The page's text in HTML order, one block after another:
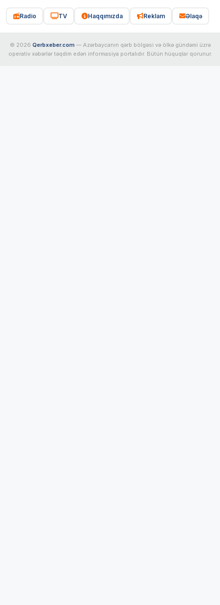
Radio TV Haqqımızda Reklam Əlaqə
© 2026 Qerbxeber.com — Azərbaycanın qərb bölgəsi və ölkə gündəmi üzrə
operativ xəbərlər təqdim edən informasiya portalıdır. Bütün hüquqlar qorunur.